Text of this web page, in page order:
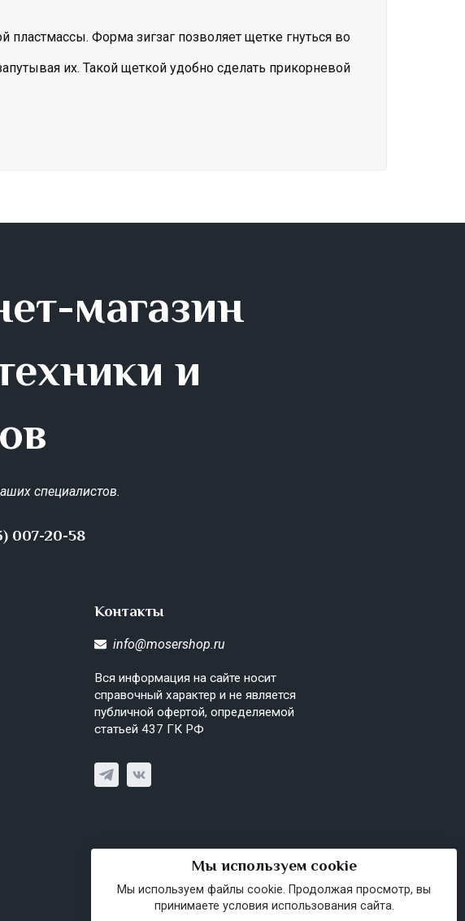
пластмассы. Форма зигзаг позволяет щетке гнуться во
их. Такой щеткой удобно сделать прикорневой
магазин
и
специалистов.
007-20-58
Контакты
info@mosershop.ru
Вся информация на сайте носит
справочный характер и не является
публичной офертой, определяемой
статьей 437 ГК РФ
Мы используем cookie
Мы используем файлы cookie. Продолжая просмотр, вы
принимаете условия использования сайта.